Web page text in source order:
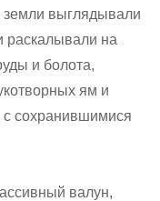
земли выглядывали
раскалывали на
и болота,
ям и
с сохранившимися
валун,